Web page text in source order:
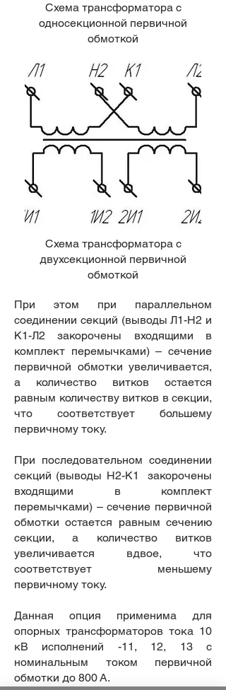
Схема трансформатора с
односекционной первичной
обмоткой
Схема трансформатора с
двухсекционной первичной
обмоткой
При этом при параллельном
соединении секций (выводы Л1-H2 и
К1-Л2 закорочены входящими в
комплект перемычками) – сечение
первичной обмотки увеличивается,
а количество витков остается
равным количеству витков в секции,
что соответствует большему
первичному току.
При последовательном соединении
секций (выводы Н2-К1 закорочены
входящими в комплект
перемычками) – сечение первичной
обмотки остается равным сечению
секции, а количество витков
увеличивается вдвое, что
соответствует меньшему
первичному току.
Данная опция применима для
опорных трансформаторов тока 10
кВ исполнений -11, 12, 13 с
номинальным током первичной
обмотки до 800 А.